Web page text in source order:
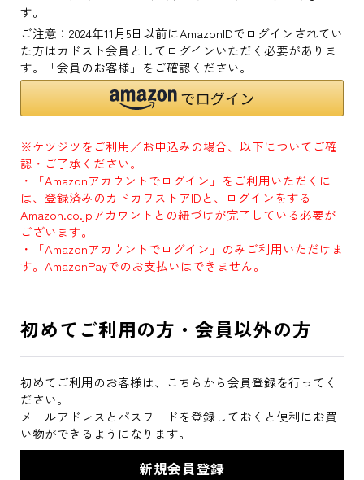
す。
ご注意：2024年11月5日以前にAmazonIDでログインされてい
た方はカドスト会員としてログインいただく必要がありま
す。「会員のお客様」をご確認ください。
※ケツジツをご利用／お申込みの場合、以下についてご確
認・ご了承ください。
・「Amazonアカウントでログイン」をご利用いただくに
は、登録済みのカドカワストアIDと、ログインをする
Amazon.co.jpアカウントとの紐づけが完了している必要が
ございます。
・「Amazonアカウントでログイン」のみご利用いただけま
す。AmazonPayでのお支払いはできません。
初めてご利用の方・会員以外の方
初めてご利用のお客様は、こちらから会員登録を行ってく
ださい。
メールアドレスとパスワードを登録しておくと便利にお買
い物ができるようになります。